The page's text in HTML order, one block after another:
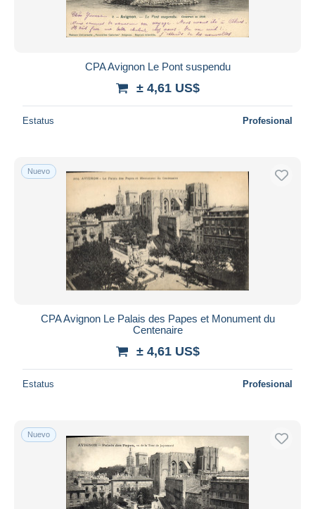
CPA Avignon Le Pont suspendu
± 4,61 US$
Estatus Profesional
Nuevo
CPA Avignon Le Palais des Papes et Monument du
Centenaire
± 4,61 US$
Estatus Profesional
Nuevo